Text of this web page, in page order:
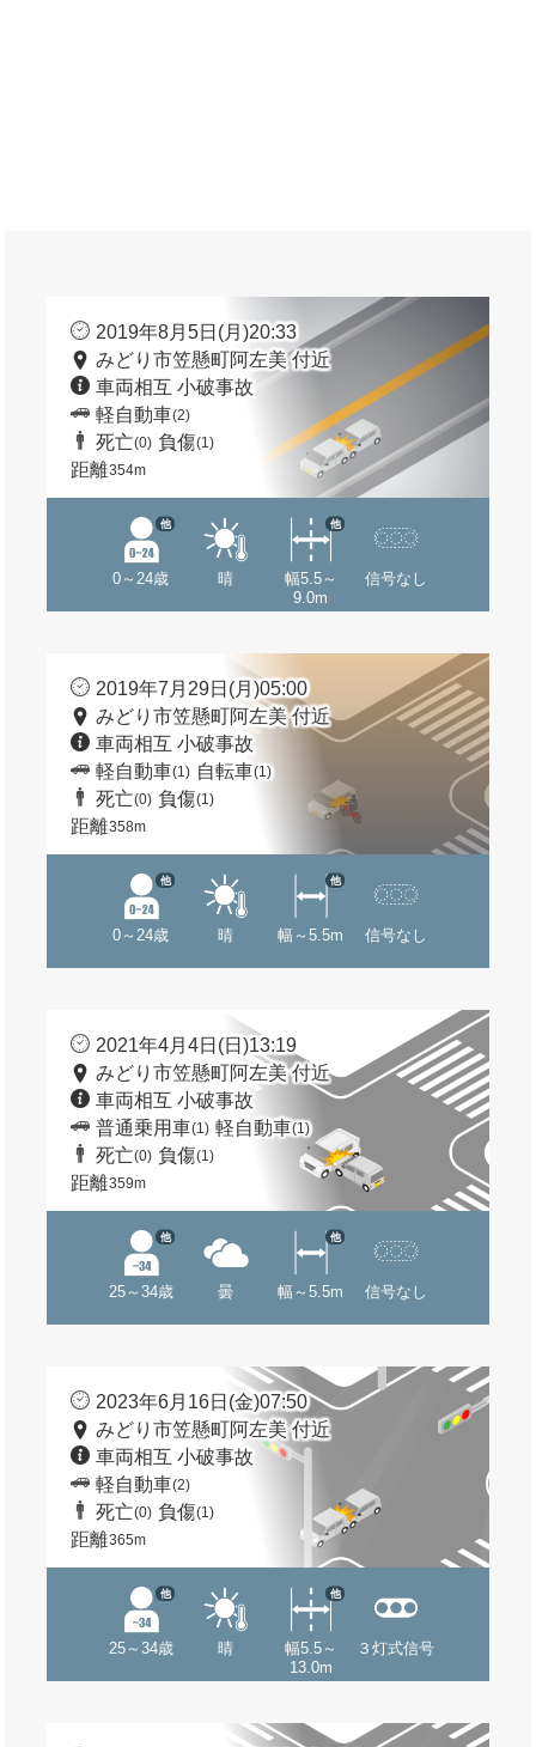
2019年8月5日(月)20:33
みどり市笠懸町阿左美 付近
車両相互 小破事故
軽自動車(2)
死亡(0) 負傷(1)
距離354m
0～24歳
他
晴
幅5.5～
9.0m
他
信号なし
2019年7月29日(月)05:00
みどり市笠懸町阿左美 付近
車両相互 小破事故
軽自動車(1) 自転車(1)
死亡(0) 負傷(1)
距離358m
0～24歳
他
晴 幅～5.5m
他
信号なし
2021年4月4日(日)13:19
みどり市笠懸町阿左美 付近
車両相互 小破事故
普通乗用車(1) 軽自動車(1)
死亡(0) 負傷(1)
距離359m
25～34歳
他
曇 幅～5.5m
他
信号なし
2023年6月16日(金)07:50
みどり市笠懸町阿左美 付近
車両相互 小破事故
軽自動車(2)
死亡(0) 負傷(1)
距離365m
25～34歳
他
晴
幅5.5～
13.0m
他
３灯式信号